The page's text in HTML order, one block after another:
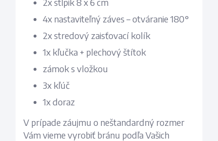
4x nastaviteľný záves – otváranie 180°
2x stredový zaisťovací kolík
1x kľučka + plechový štítok
zámok s vložkou
3x kľúč
1x doraz
V prípade záujmu o neštandardný rozmer
Vám vieme vyrobiť bránu podľa Vašich